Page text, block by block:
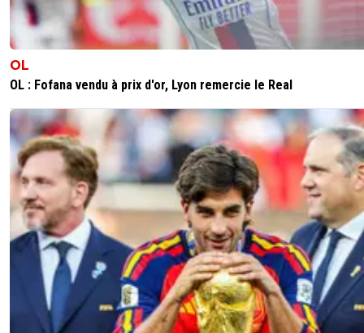
OL
OL : Fofana vendu à prix d'or, Lyon remercie le Real